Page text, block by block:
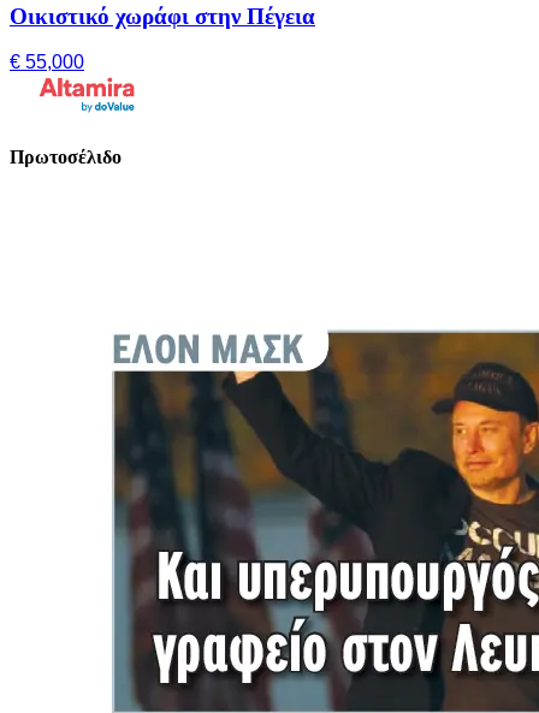
Οικιστικό χωράφι στην Πέγεια
€ 55,000
Πρωτοσέλιδο